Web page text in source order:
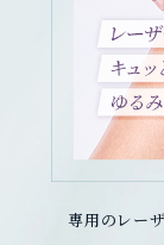
専用のレー